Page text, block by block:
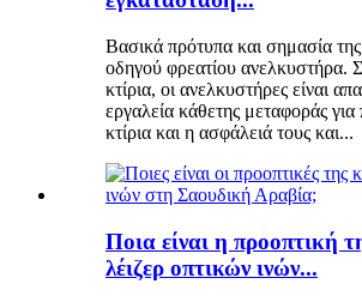
Βασικά πρότυπα και σημασία
οδηγού φρεατίου ανελκυστήρα.
κτίρια, οι ανελκυστήρες είναι
εργαλεία κάθετης μεταφοράς
κτίρια και η ασφάλειά τους και...
Ποια είναι η προοπτική
λέιζερ οπτικών ινών...